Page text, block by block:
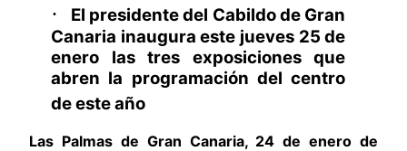
·
El presidente del Cabildo de Gran
Canaria inaugura este jueves 25 de
enero las tres exposiciones que
abren la programación del centro
de este año
Las Palmas de Gran Canaria, 24 de enero de